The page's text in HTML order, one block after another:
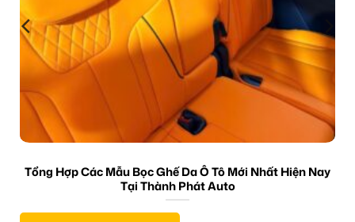
Tổng Hợp Các Mẫu Bọc Ghế Da Ô Tô Mới Nhất Hiện Nay
Tại Thành Phát Auto